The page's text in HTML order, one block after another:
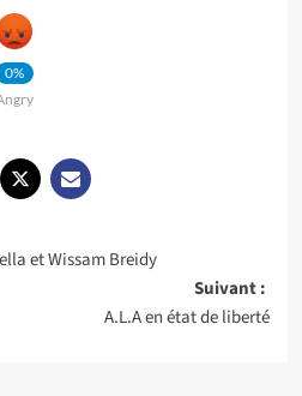
0%
et Wissam Breidy
Suivant :
A.L.A en état de liberté